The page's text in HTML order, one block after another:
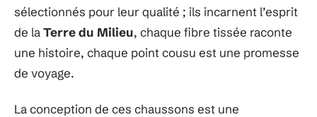
sélectionnés pour leur qualité ; ils incarnent l’esprit
de laTerre du Milieu, chaque fibre tissée raconte
une histoire, chaque point cousu est une promesse
de voyage.
La conception de ces chaussons est une